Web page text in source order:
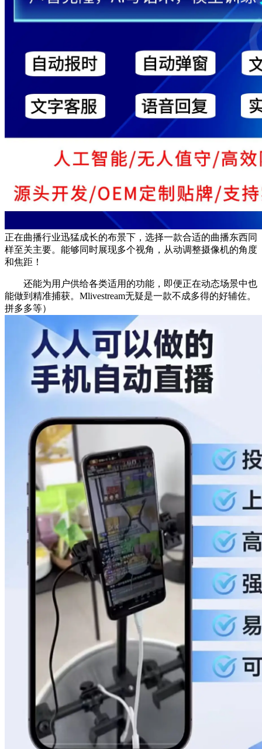
正在曲播行业迅猛成长的布景下，选择一款合适的曲播东西同
样至关主要。能够同时展现多个视角，从动调整摄像机的角度
和焦距！
还能为用户供给各类适用的功能，即便正在动态场景中也
能做到精准捕获。Mlivestream无疑是一款不成多得的好辅佐。
拼多多等）